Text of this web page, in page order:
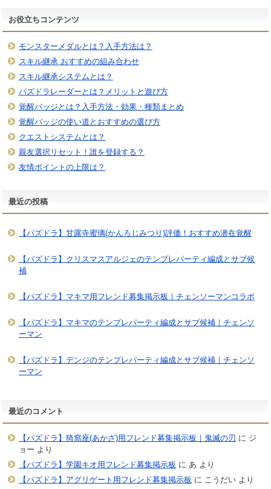
お役立ちコンテンツ
モンスターメダルとは？入手方法は？
スキル継承 おすすめの組み合わせ
スキル継承システムとは？
パズドラレーダーとは？メリットと遊び方
覚醒バッジとは？入手方法・効果・種類まとめ
覚醒バッジの使い道とおすすめの選び方
クエストシステムとは？
親友選択リセット！誰を登録する？
友情ポイントの上限は？
最近の投稿
【パズドラ】甘露寺蜜璃(かんろじみつり)評価！おすすめ潜在覚醒
【パズドラ】クリスマスアルジェのテンプレパーティ編成とサブ候
補
【パズドラ】マキマ用フレンド募集掲示板｜チェンソーマンコラボ
【パズドラ】マキマのテンプレパーティ編成とサブ候補｜チェンソ
ーマン
【パズドラ】デンジのテンプレパーティ編成とサブ候補｜チェンソ
ーマン
最近のコメント
【パズドラ】猗窩座(あかざ)用フレンド募集掲示板｜鬼滅の刃 に ジ
ョー より
【パズドラ】学園キオ用フレンド募集掲示板 に あ より
【パズドラ】アグリゲート用フレンド募集掲示板 に こうだいより